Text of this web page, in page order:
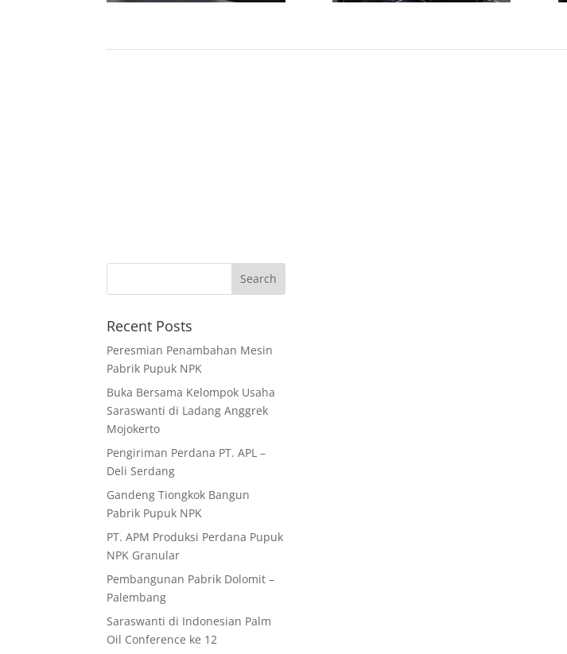
Recent Posts
Peresmian Penambahan Mesin
Pabrik Pupuk NPK
Buka Bersama Kelompok Usaha
Saraswanti di Ladang Anggrek
Mojokerto
Pengiriman Perdana PT. APL –
Deli Serdang
Gandeng Tiongkok Bangun
Pabrik Pupuk NPK
PT. APM Produksi Perdana Pupuk
NPK Granular
Pembangunan Pabrik Dolomit –
Palembang
Saraswanti di Indonesian Palm
Oil Conference ke 12